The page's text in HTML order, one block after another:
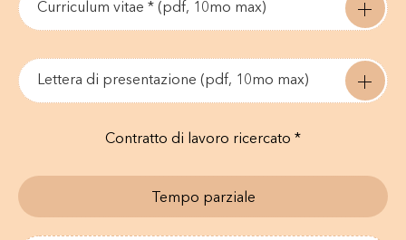
Curriculum vitae * (pdf, 10mo max)
Lettera di presentazione (pdf, 10mo max)
Contratto di lavoro ricercato *
Tempo parziale